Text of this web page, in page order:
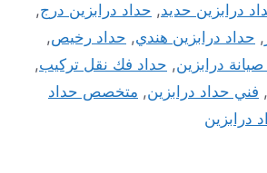
درابزين حديد, حداد درابزين درج,
, حداد درابزين هندي, حداد رخيص,
درابزين, حداد فك نقل تركيب,
, فني حداد درابزين, متخصص حداد
درابزين